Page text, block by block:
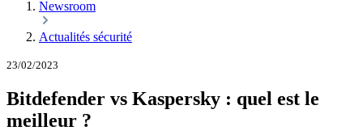
Newsroom
Actualités sécurité
23/02/2023
Bitdefender vs Kaspersky : quel est le
meilleur ?